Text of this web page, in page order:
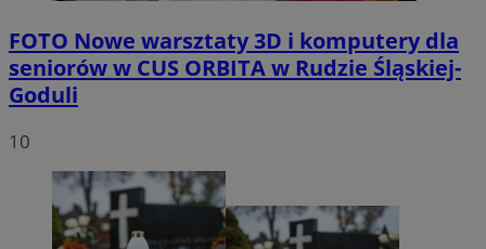
FOTO Nowe warsztaty 3D i komputery dla
seniorów w CUS ORBITA w Rudzie Śląskiej-
Goduli
10